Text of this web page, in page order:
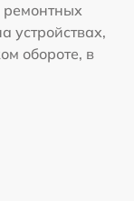
ремонтных
устройствах,
обороте, в